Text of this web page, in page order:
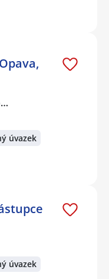
úvazek
úvazek